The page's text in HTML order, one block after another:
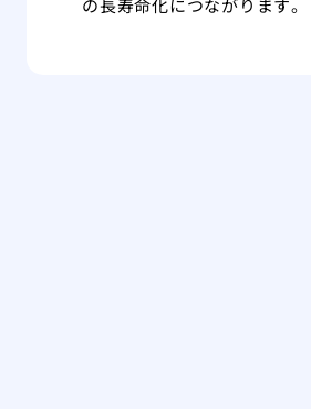
の長寿命化につながります。